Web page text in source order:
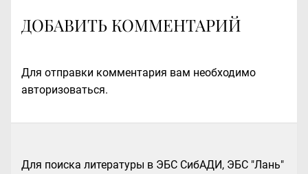
ДОБАВИТЬ КОММЕНТАРИЙ
Для отправки комментария вам необходимо
авторизоваться.
Для поиска литературы в ЭБС СибАДИ, ЭБС "Лань"